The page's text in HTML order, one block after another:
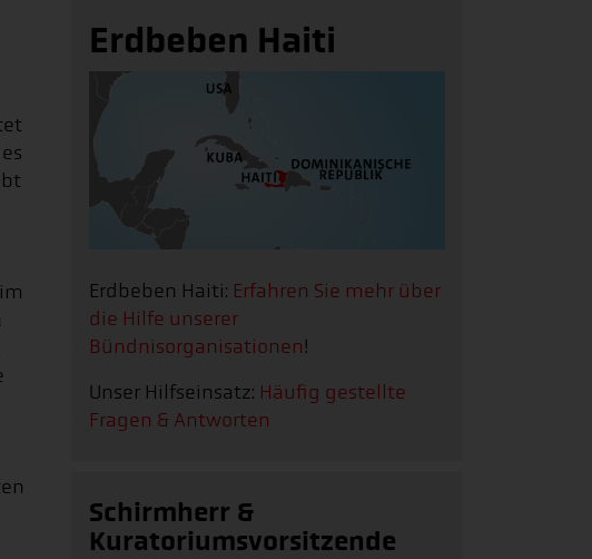
Erdbeben Haiti
Erdbeben Haiti: Erfahren Sie mehr über
die Hilfe unserer
Bündnisorganisationen!
Unser Hilfseinsatz: Häufig gestellte
Fragen & Antworten
Schirmherr &
Kuratoriumsvorsitzende